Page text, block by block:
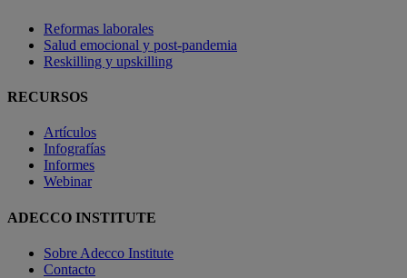
Reformas laborales
Salud emocional y post-pandemia
Reskilling y upskilling
RECURSOS
Artículos
Infografías
Informes
Webinar
ADECCO INSTITUTE
Sobre Adecco Institute
Contacto